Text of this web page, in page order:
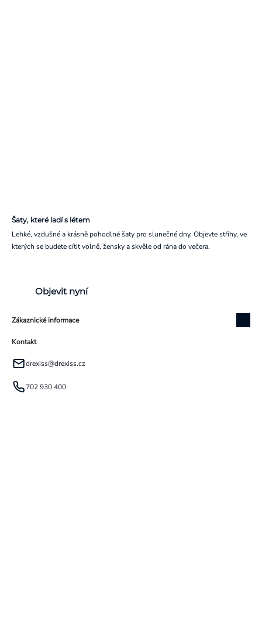
Šaty, které ladí s létem
Lehké, vzdušné a krásně pohodlné šaty pro slunečné dny. Objevte střihy, ve
kterých se budete cítit volně, žensky a skvěle od rána do večera.
Objevit nyní
Zákaznické informace
Kontakt
drexiss@drexiss.cz
702 930 400